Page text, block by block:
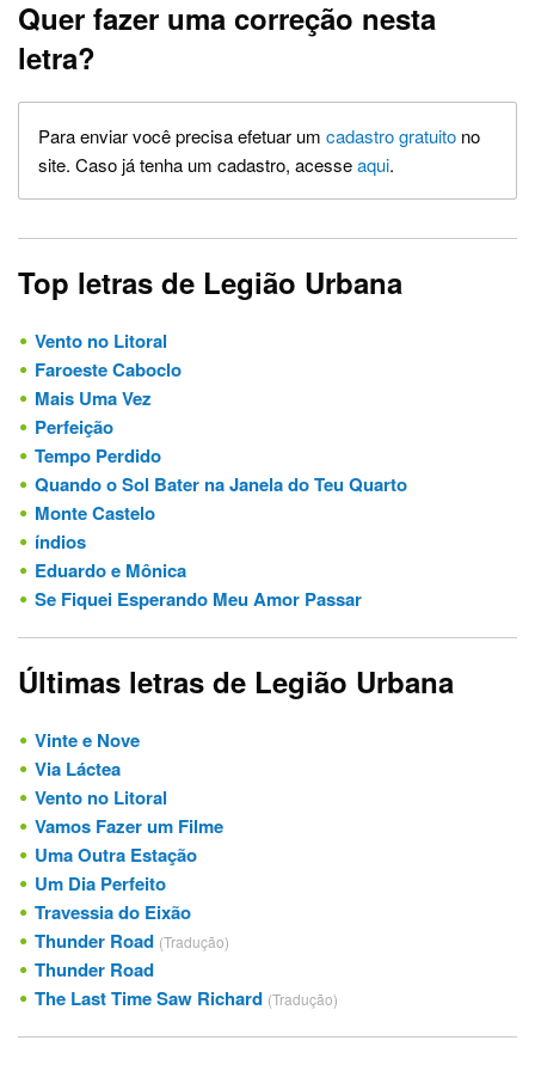
Quer fazer uma correção nesta
letra?
Para enviar você precisa efetuar um cadastro gratuito no
site. Caso já tenha um cadastro, acesseaqui.
Top letras de Legião Urbana
Vento no Litoral
Faroeste Caboclo
Mais Uma Vez
Perfeição
Tempo Perdido
Quando o Sol Bater na Janela do Teu Quarto
Monte Castelo
índios
Eduardo e Mônica
Se Fiquei Esperando Meu Amor Passar
Últimas letras de Legião Urbana
Vinte e Nove
Via Láctea
Vento no Litoral
Vamos Fazer um Filme
Uma Outra Estação
Um Dia Perfeito
Travessia do Eixão
Thunder Road (Tradução)
Thunder Road
The Last Time Saw Richard (Tradução)